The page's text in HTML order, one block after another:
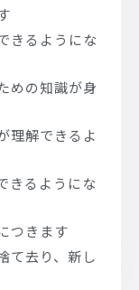
きるようにな
めの知識が身
理解できるよ
きるようにな
つきます
て去り、新し